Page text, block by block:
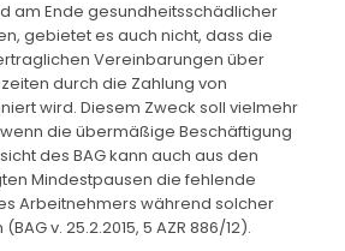
am Ende gesundheitsschädlicher
gebietet es auch nicht, dass die
Vereinbarungen über
durch die Zahlung von
wird. Diesem Zweck soll vielmehr
die übermäßige Beschäftigung
des BAG kann auch aus den
Mindestpausen die fehlende
Arbeitnehmers während solcher
v. 25.2.2015, 5 AZR 886/12).